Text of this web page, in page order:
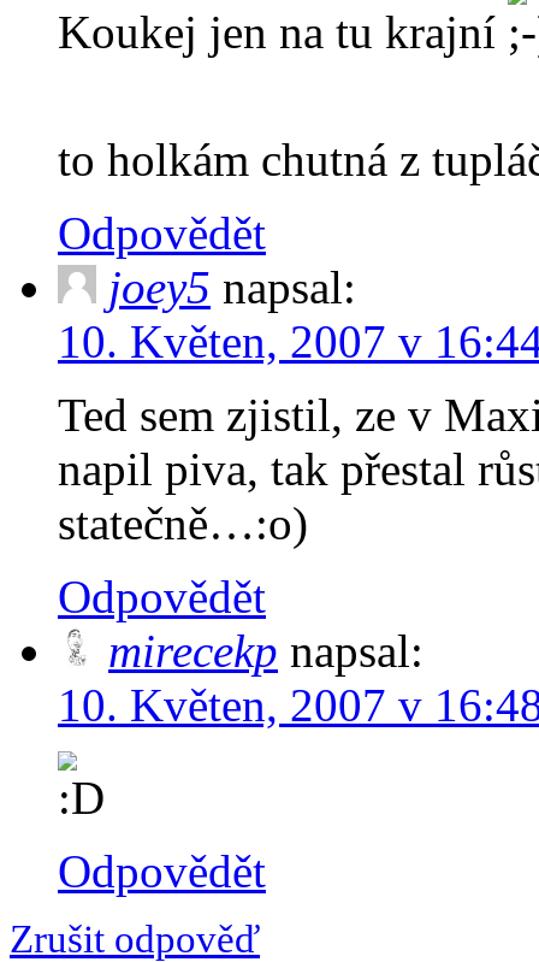
Koukej jen na tu krajní
to holkám chutná z
Odpovědět
joey5 napsal:
10. Květen, 2007 v
Ted sem zjistil, ze v
napil piva, tak přestal
statečně…:o)
Odpovědět
mirecekp napsal:
10. Květen, 2007 v
Odpovědět
Zrušit odpověď